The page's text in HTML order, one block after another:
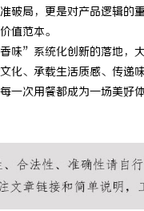
破局，更是对产品逻辑
值范本。
味”系统化创新的落地，
化、承载生活质感、传
一次用餐都成为一场美好